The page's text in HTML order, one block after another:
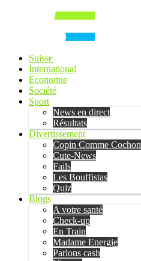
Suisse
International
Economie
Société
Sport
News en direct
Résultats
Divertissement
Copin Comme Cochon
Cute-News
Fails
Les Bouffistas
Quiz
Blogs
A votre santé
Check-up
En Train
Madame Energie
Parlons cash